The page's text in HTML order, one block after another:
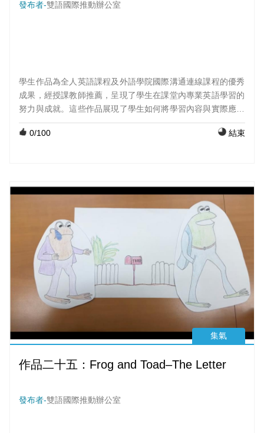
發布者-雙語國際推動辦公室
學生作品為全人英語課程及外語學院國際溝通連線課程的優秀
成果，經授課教師推薦，呈現了學生在課堂內專業英語學習的
努力與成就。這些作品展現了學生如何將學習內容與實際應用
英文
0/100 結束
集氣
作品二十五：Frog and Toad–The Letter
發布者-雙語國際推動辦公室